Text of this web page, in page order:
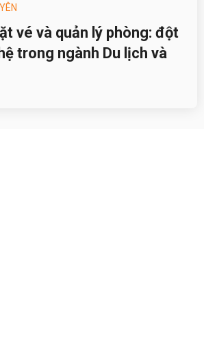
vé và quản lý phòng: đột
trong ngành Du lịch và